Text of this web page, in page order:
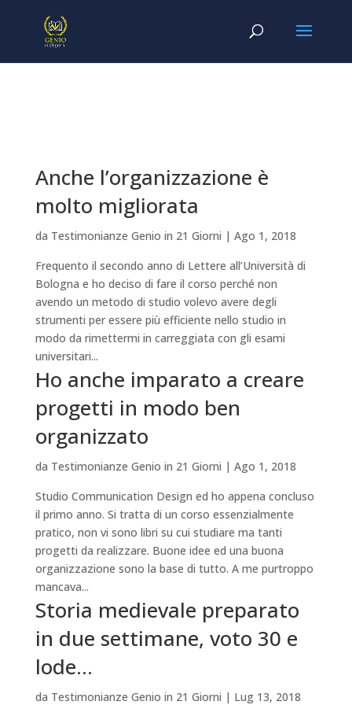
Anche l’organizzazione è
molto migliorata
da Testimonianze Genio in 21 Giorni | Ago 1, 2018
Frequento il secondo anno di Lettere all’Università di
Bologna e ho deciso di fare il corso perché non
avendo un metodo di studio volevo avere degli
strumenti per essere più efficiente nello studio in
modo da rimettermi in carreggiata con gli esami
universitari...
Ho anche imparato a creare
progetti in modo ben
organizzato
da Testimonianze Genio in 21 Giorni | Ago 1, 2018
Studio Communication Design ed ho appena concluso
il primo anno. Si tratta di un corso essenzialmente
pratico, non vi sono libri su cui studiare ma tanti
progetti da realizzare. Buone idee ed una buona
organizzazione sono la base di tutto. A me purtroppo
mancava...
Storia medievale preparato
in due settimane, voto 30 e
lode…
da Testimonianze Genio in 21 Giorni | Lug 13, 2018